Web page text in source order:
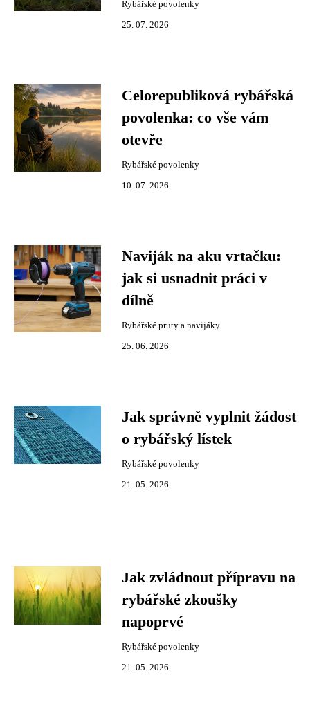
Rybářské povolenky
25. 07. 2026
Celorepubliková rybářská
povolenka: co vše vám
otevře
Rybářské povolenky
10. 07. 2026
Naviják na aku vrtačku:
jak si usnadnit práci v
dílně
Rybářské pruty a navijáky
25. 06. 2026
Jak správně vyplnit žádost
o rybářský lístek
Rybářské povolenky
21. 05. 2026
Jak zvládnout přípravu na
rybářské zkoušky
napoprvé
Rybářské povolenky
21. 05. 2026